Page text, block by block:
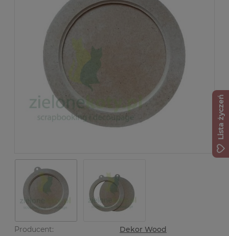
Producent:
Dekor Wood
Lista życzeń